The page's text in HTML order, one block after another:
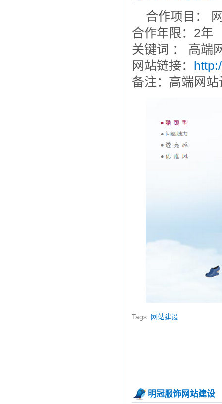
合作项目：
合作年限：2年
关键词 ： 高端
网站链接：
备注：高端网站
Tags: 网站建设
明冠服饰网站建设